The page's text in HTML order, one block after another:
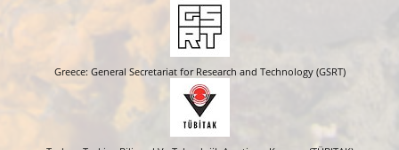
Greece: General Secretariat for Research and Technology (GSRT)